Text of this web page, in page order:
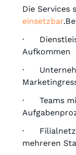
Die Services
einsetzbar
·
Aufkommen
·
· Teams
·
mehreren